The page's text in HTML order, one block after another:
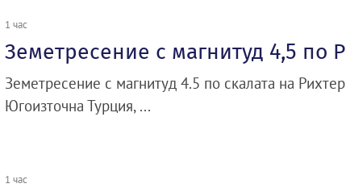
1 час
Земетресение с магнитуд 4,5 по
Земетресение с магнитуд 4.5 по скалата на
Югоизточна Турция, ...
1 час